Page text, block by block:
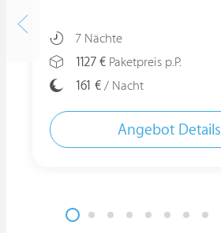
7 Nächte
1127 € Paketpreis p.P.
161 € / Nacht
Angebot Details